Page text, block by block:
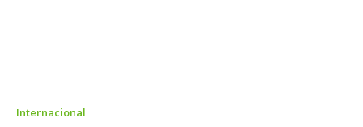
Internacional